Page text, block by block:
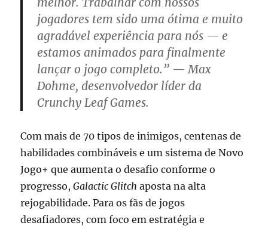
jogadores tem sido uma ótima e muito
agradável experiência para nós — e
estamos animados para finalmente
lançar o jogo completo.” — Max
Dohme, desenvolvedor líder da
Crunchy Leaf Games.
Com mais de 70 tipos de inimigos, centenas de
habilidades combináveis e um sistema de Novo
Jogo+ que aumenta o desafio conforme o
progresso,Galactic Glitch aposta na alta
rejogabilidade. Para os fãs de jogos
desafiadores, com foco em estratégia e